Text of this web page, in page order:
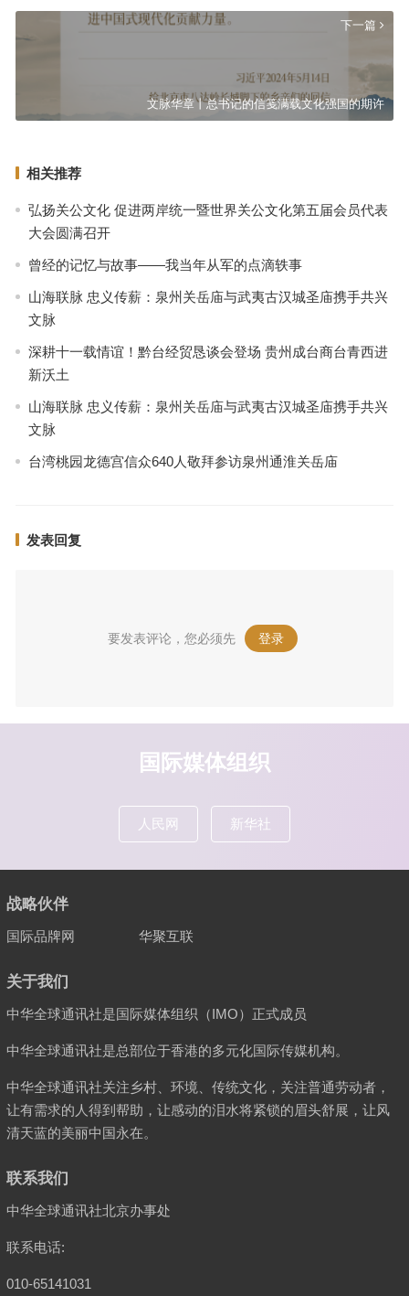
下一篇
文脉华章丨总书记的信笺满载文化强国的期许
相关推荐
弘扬关公文化 促进两岸统一暨世界关公文化第五届会员代表
大会圆满召开
曾经的记忆与故事——我当年从军的点滴轶事
山海联脉 忠义传薪：泉州关岳庙与武夷古汉城圣庙携手共兴
文脉
深耕十一载情谊！黔台经贸恳谈会登场 贵州成台商台青西进
新沃土
山海联脉 忠义传薪：泉州关岳庙与武夷古汉城圣庙携手共兴
文脉
台湾桃园龙德宫信众640人敬拜参访泉州通淮关岳庙
发表回复
要发表评论，您必须先 登录 。
国际媒体组织
人民网 新华社
战略伙伴
国际品牌网 华聚互联
关于我们
中华全球通讯社是国际媒体组织（IMO）正式成员
中华全球通讯社是总部位于香港的多元化国际传媒机构。
中华全球通讯社关注乡村、环境、传统文化，关注普通劳动者，
让有需求的人得到帮助，让感动的泪水将紧锁的眉头舒展，让风
清天蓝的美丽中国永在。
联系我们
中华全球通讯社北京办事处
联系电话:
010-65141031